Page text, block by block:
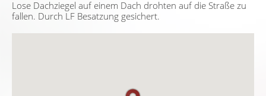
Lose Dachziegel auf einem Dach drohten auf die Straße zu
fallen. Durch LF Besatzung gesichert.